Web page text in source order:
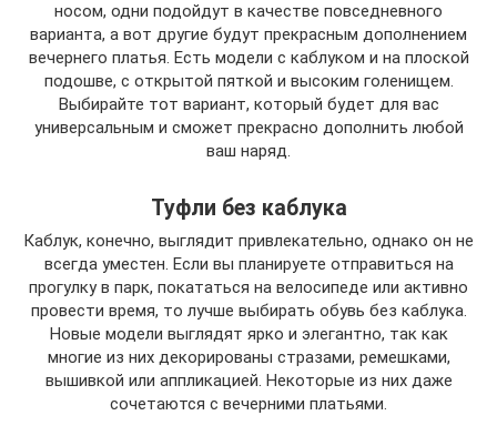
носом, одни подойдут в качестве повседневного
варианта, а вот другие будут прекрасным дополнением
вечернего платья. Есть модели с каблуком и на плоской
подошве, с открытой пяткой и высоким голенищем.
Выбирайте тот вариант, который будет для вас
универсальным и сможет прекрасно дополнить любой
ваш наряд.
Туфли без каблука
Каблук, конечно, выглядит привлекательно, однако он не
всегда уместен. Если вы планируете отправиться на
прогулку в парк, покататься на велосипеде или активно
провести время, то лучше выбирать обувь без каблука.
Новые модели выглядят ярко и элегантно, так как
многие из них декорированы стразами, ремешками,
вышивкой или аппликацией. Некоторые из них даже
сочетаются с вечерними платьями.